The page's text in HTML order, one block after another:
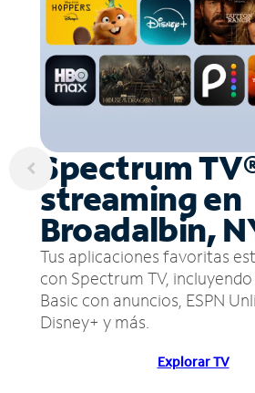
Spectrum
streaming en
Broadalbin,
Tus aplicaciones favoritas
con Spectrum TV,
Basic con anuncios, ESPN
Disney+ y más.
Explorar TV